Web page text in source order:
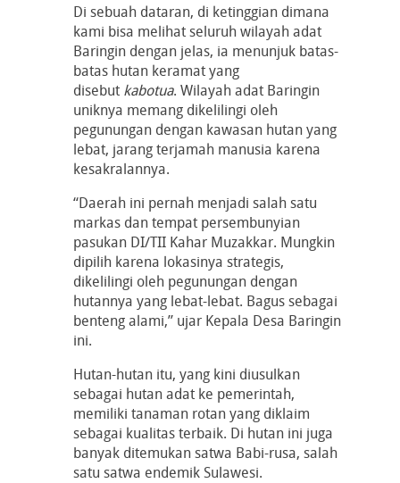
Di sebuah dataran, di ketinggian dimana
kami bisa melihat seluruh wilayah adat
Baringin dengan jelas, ia menunjuk batas-
batas hutan keramat yang
disebut kabotua. Wilayah adat Baringin
uniknya memang dikelilingi oleh
pegunungan dengan kawasan hutan yang
lebat, jarang terjamah manusia karena
kesakralannya.
“Daerah ini pernah menjadi salah satu
markas dan tempat persembunyian
pasukan DI/TII Kahar Muzakkar. Mungkin
dipilih karena lokasinya strategis,
dikelilingi oleh pegunungan dengan
hutannya yang lebat-lebat. Bagus sebagai
benteng alami,” ujar Kepala Desa Baringin
ini.
Hutan-hutan itu, yang kini diusulkan
sebagai hutan adat ke pemerintah,
memiliki tanaman rotan yang diklaim
sebagai kualitas terbaik. Di hutan ini juga
banyak ditemukan satwa Babi-rusa, salah
satu satwa endemik Sulawesi.